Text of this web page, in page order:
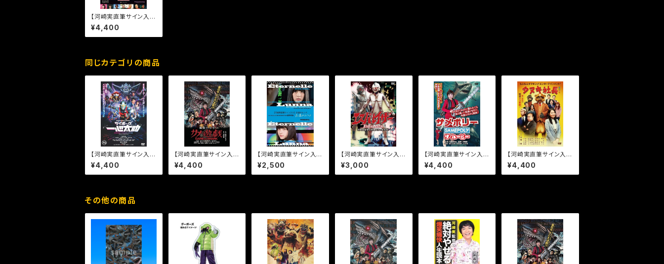
【河崎実直筆サイン入
り】電エースカオス［DV
D］
¥4,400
同じカテゴリの商品
【河崎実直筆サイン入
り】サイボーグ一心太助
［DVD］
¥4,400
【河崎実直筆サイン入
り】松島トモ子サメ遊戯
[DVD]
¥4,400
【河崎実直筆サイン入
り】永遠のルンナ [DV
D]
¥2,500
【河崎実直筆サイン入
り】エスパレイザー［DV
D］
¥3,000
【河崎実直筆サイン入
り】サメポリー ザ・ムー
ビー [DVD]
¥4,400
【河崎実直筆サイン入
り】タヌキ社長［DVD］
¥4,400
その他の商品